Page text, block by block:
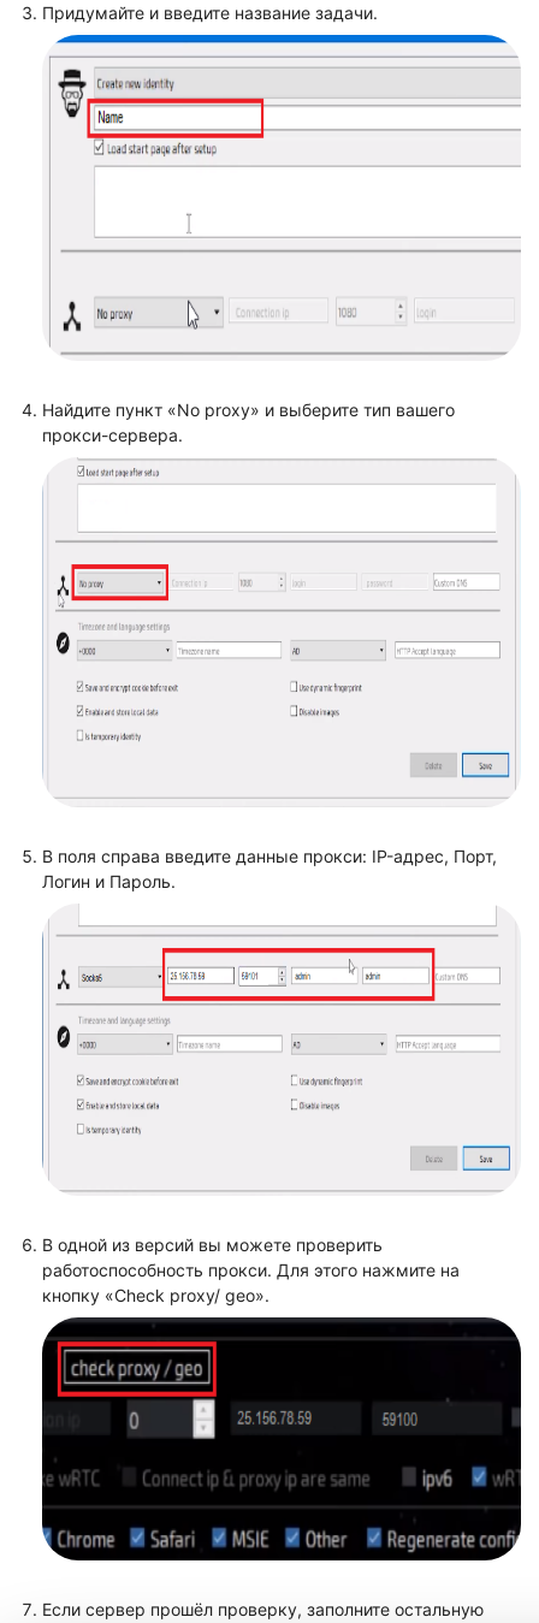
Придумайте и введите название задачи.
Найдите пункт «No proxy» и выберите тип вашего
прокси-сервера.
В поля справа введите данные прокси: IP-адрес, Порт,
Логин и Пароль.
В одной из версий вы можете проверить
работоспособность прокси. Для этого нажмите на
кнопку «Check proxy/ geo».
Если сервер прошёл проверку, заполните остальную